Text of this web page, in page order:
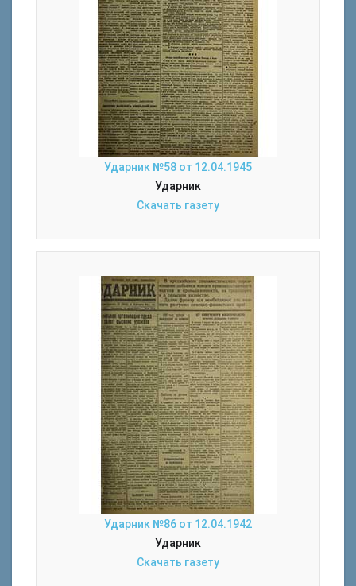
Ударник №58 от 12.04.1945
Ударник
Скачать газету
Ударник №86 от 12.04.1942
Ударник
Скачать газету